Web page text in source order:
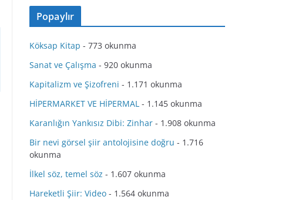
Popaylır
Köksap Kitap - 773 okunma
Sanat ve Çalışma - 920 okunma
Kapitalizm ve Şizofreni - 1.171 okunma
HİPERMARKET VE HİPERMAL - 1.145 okunma
Karanlığın Yankısız Dibi: Zinhar - 1.908 okunma
Bir nevi görsel şiir antolojisine doğru - 1.716
okunma
İlkel söz, temel söz - 1.607 okunma
Hareketli Şiir: Video - 1.564 okunma